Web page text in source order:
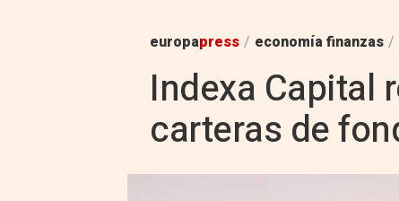
europapress / economía finanzas /
Indexa Capital
carteras de